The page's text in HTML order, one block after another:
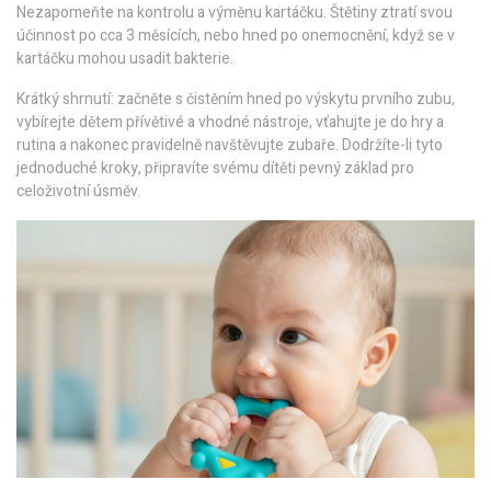
Nezapomeňte na kontrolu a výměnu kartáčku. Štětiny ztratí svou
účinnost po cca 3 měsících, nebo hned po onemocnění, když se v
kartáčku mohou usadit bakterie.
Krátký shrnutí: začněte s čistěním hned po výskytu prvního zubu,
vybírejte dětem přívětivé a vhodné nástroje, vťahujte je do hry a
rutina a nakonec pravidelně navštěvujte zubaře. Dodržíte-li tyto
jednoduché kroky, připravíte svému dítěti pevný základ pro
celoživotní úsměv.